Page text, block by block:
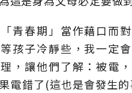
青春期」當作藉口而
孩子冷靜些，我一定
，讓他們了解：被電
電錯了(這也是會發生